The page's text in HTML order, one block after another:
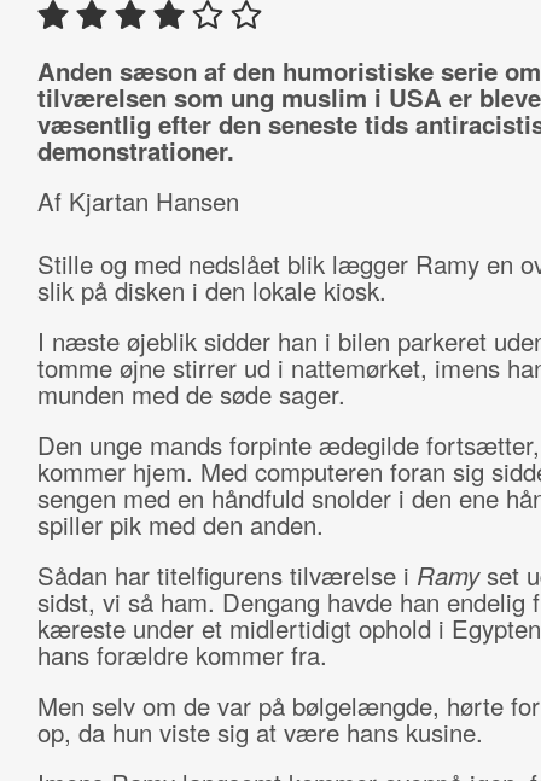
Anden sæson af den humoristiske serie om
tilværelsen som ung muslim i USA er
væsentlig efter den seneste tids
demonstrationer.
Af Kjartan Hansen
Stille og med nedslået blik lægger Ramy en
slik på disken i den lokale kiosk.
I næste øjeblik sidder han i bilen parkeret
tomme øjne stirrer ud i nattemørket, imens
munden med de søde sager.
Den unge mands forpinte ædegilde
kommer hjem. Med computeren foran sig
sengen med en håndfuld snolder i den ene
spiller pik med den anden.
Sådan har titelfigurens tilværelse i Ramyset
sidst, vi så ham. Dengang havde han endelig
kæreste under et midlertidigt ophold i
hans forældre kommer fra.
Men selv om de var på bølgelængde, hørte
op, da hun viste sig at være hans kusine.